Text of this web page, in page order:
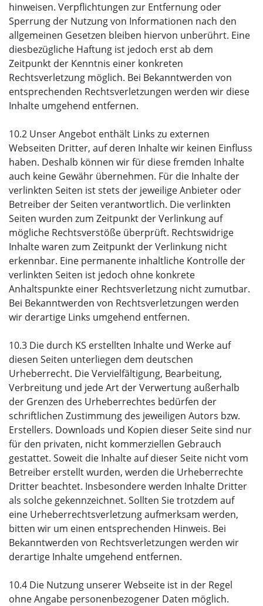
hinweisen. Verpflichtungen zur Entfernung oder
Sperrung der Nutzung von Informationen nach den
allgemeinen Gesetzen bleiben hiervon unberührt. Eine
diesbezügliche Haftung ist jedoch erst ab dem
Zeitpunkt der Kenntnis einer konkreten
Rechtsverletzung möglich. Bei Bekanntwerden von
entsprechenden Rechtsverletzungen werden wir diese
Inhalte umgehend entfernen.
10.2 Unser Angebot enthält Links zu externen
Webseiten Dritter, auf deren Inhalte wir keinen Einfluss
haben. Deshalb können wir für diese fremden Inhalte
auch keine Gewähr übernehmen. Für die Inhalte der
verlinkten Seiten ist stets der jeweilige Anbieter oder
Betreiber der Seiten verantwortlich. Die verlinkten
Seiten wurden zum Zeitpunkt der Verlinkung auf
mögliche Rechtsverstöße überprüft. Rechtswidrige
Inhalte waren zum Zeitpunkt der Verlinkung nicht
erkennbar. Eine permanente inhaltliche Kontrolle der
verlinkten Seiten ist jedoch ohne konkrete
Anhaltspunkte einer Rechtsverletzung nicht zumutbar.
Bei Bekanntwerden von Rechtsverletzungen werden
wir derartige Links umgehend entfernen.
10.3 Die durch KS erstellten Inhalte und Werke auf
diesen Seiten unterliegen dem deutschen
Urheberrecht. Die Vervielfältigung, Bearbeitung,
Verbreitung und jede Art der Verwertung außerhalb
der Grenzen des Urheberrechtes bedürfen der
schriftlichen Zustimmung des jeweiligen Autors bzw.
Erstellers. Downloads und Kopien dieser Seite sind nur
für den privaten, nicht kommerziellen Gebrauch
gestattet. Soweit die Inhalte auf dieser Seite nicht vom
Betreiber erstellt wurden, werden die Urheberrechte
Dritter beachtet. Insbesondere werden Inhalte Dritter
als solche gekennzeichnet. Sollten Sie trotzdem auf
eine Urheberrechtsverletzung aufmerksam werden,
bitten wir um einen entsprechenden Hinweis. Bei
Bekanntwerden von Rechtsverletzungen werden wir
derartige Inhalte umgehend entfernen.
10.4 Die Nutzung unserer Webseite ist in der Regel
ohne Angabe personenbezogener Daten möglich.